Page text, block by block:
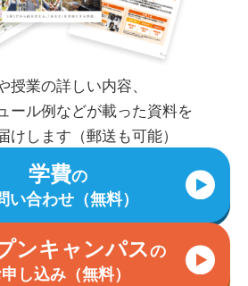
授業の詳しい内容、
ール例などが載った資料を
けします（郵送も可能）
学費の
い合わせ（無料）
ンキャンパスの
し込み（無料）